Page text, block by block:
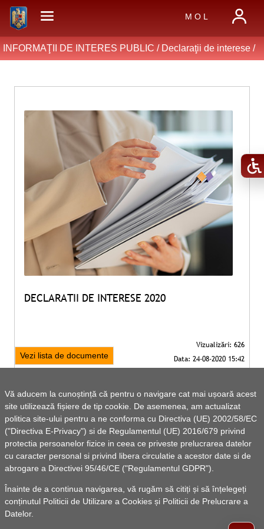
Vă aducem la cunoștință că pentru o navigare cat mai ușoară acest
site utilizează fișiere de tip cookie. De asemenea, am actualizat
politica site-ului pentru a ne conforma cu Directiva (UE) 2002/58/EC
("Directiva E-Privacy") si de Regulamentul (UE) 2016/679 privind
protectia persoanelor fizice in ceea ce priveste prelucrarea datelor
cu caracter personal si privind libera circulatie a acestor date si de
abrogare a Directivei 95/46/CE ("Regulamentul GDPR").
Înainte de a continua navigarea, vă rugăm să citiți și să înțelegeți
conținutul Politicii de Utilizare a Cookies și Politicii de Prelucrare a
Datelor.
M O L
INFORMAŢII DE INTERES PUBLIC / Declaraţii de interese/
DECLARATII DE INTERESE 2020
Vezi lista de documente